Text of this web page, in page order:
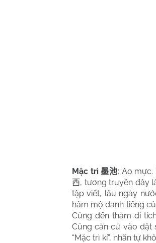
Mặc trì 墨池: Ao
西, tương truyền đây
tập viết, lâu ngày
hâm mộ danh tiếng
Củng đến thăm di
Củng căn cứ vào dật
“Mặc trì kí”, nhãn tự